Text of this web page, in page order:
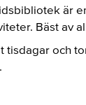
är
Bäst av
tisdagar och
.